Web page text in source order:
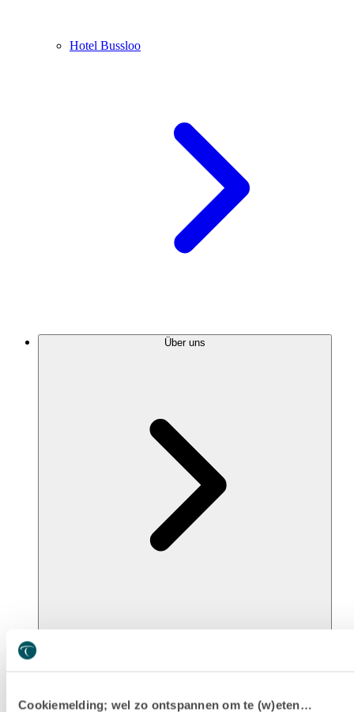
Cookiemelding; wel zo ontspannen om te (w)eten…
Hotel Bussloo
Über uns